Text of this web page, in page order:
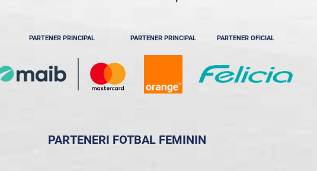
PARTENER PRINCIPAL PARTENER PRINCIPAL PARTENER OFICIAL
PARTENERI FOTBAL FEMININ